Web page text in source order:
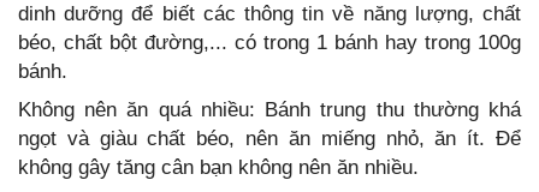
dinh dưỡng để biết các thông tin về năng lượng, chất
béo, chất bột đường,... có trong 1 bánh hay trong 100g
bánh.
Không nên ăn quá nhiều: Bánh trung thu thường khá
ngọt và giàu chất béo, nên ăn miếng nhỏ, ăn ít. Để
không gây tăng cân bạn không nên ăn nhiều.